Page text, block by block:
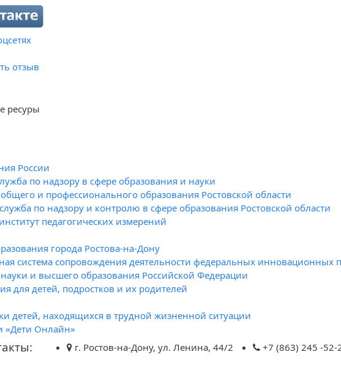
отзыв
ресуры
России
по надзору в сфере образования и науки
и профессионального образования Ростовской области
по надзору и контролю в сфере образования Ростовской области
педагогических измерений
города Ростова-на-Дону
система сопровождения деятельности федеральных инновационных
и высшего образования Российской Федерации
для детей, подростков и их родителей
детей, находящихся в трудной жизненной ситуации
Онлайн»
г. Ростов-на-Дону, ул. Ленина, 44/2 +7 (863) 245 -